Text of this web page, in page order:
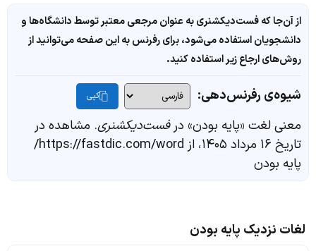
از آن‌جا که فست‌دیکشنری به عنوان مرجعی معتبر توسط دانشگاه‌ها و
دانشجویان استفاده می‌شود، برای رفرنس به این صفحه می‌توانید از
روش‌های ارجاع زیر استفاده کنید.
شیوه‌ی رفرنس‌دهی: کپی
معنی لغت «پایه بودن» درفست‌دیکشنری. مشاهده در
تاریخ ۱۶ مرداد ۱۴۰۵، از https://fastdic.com/word/
پایه بودن
لغات نزدیک پایه بودن